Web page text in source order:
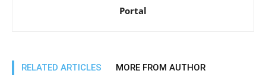
Portal
RELATED ARTICLES MORE FROM AUTHOR